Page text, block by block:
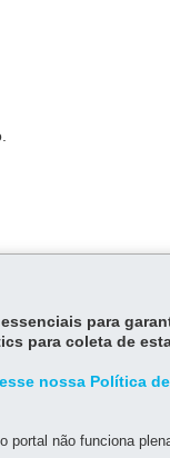
para
para coleta de
nossa Política
portal não funciona